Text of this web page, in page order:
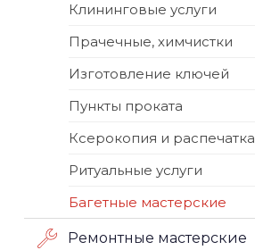
Клининговые услуги
Прачечные, химчистки
Изготовление ключей
Пункты проката
Ксерокопия и распечатка
Ритуальные услуги
Багетные мастерские
Ремонтные мастерские